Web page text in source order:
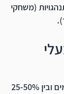
(משחקי